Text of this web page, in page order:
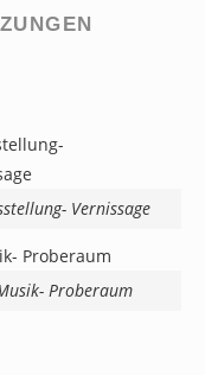
Vernissage
Proberaum